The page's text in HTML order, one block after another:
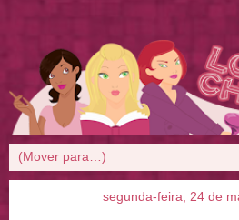
segunda-feira, 24 de